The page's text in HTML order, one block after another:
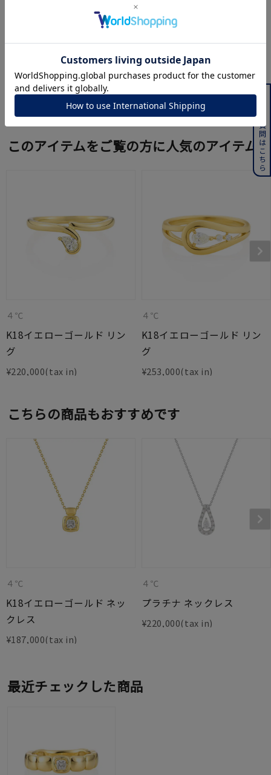
リングサイズ測り方
このアイテムをご覧の方に人気のアイテム
４℃
K18イエローゴールド リン
グ
¥220,000
４℃
K18イエローゴールド リン
グ
¥253,000
こちらの商品もおすすめです
４℃
K18イエローゴールド ネッ
クレス
¥187,000
４℃
プラチナ ネックレス
¥220,000
最近チェックした商品
よくある質問はこちら